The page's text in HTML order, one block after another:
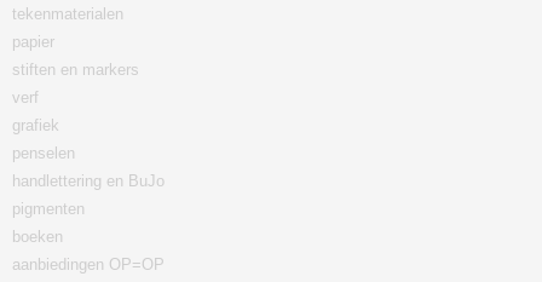
tekenmaterialen
papier
stiften en markers
verf
grafiek
penselen
handlettering en BuJo
pigmenten
boeken
aanbiedingen OP=OP